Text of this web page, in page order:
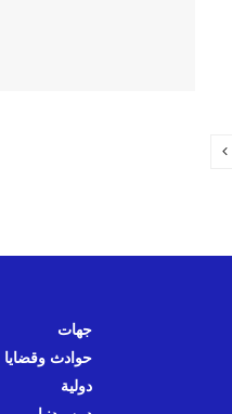
جهات
حوادث وقضايا
دولية